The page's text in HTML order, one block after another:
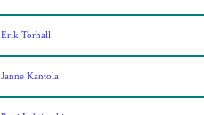
Erik Torhall
Janne Kantola